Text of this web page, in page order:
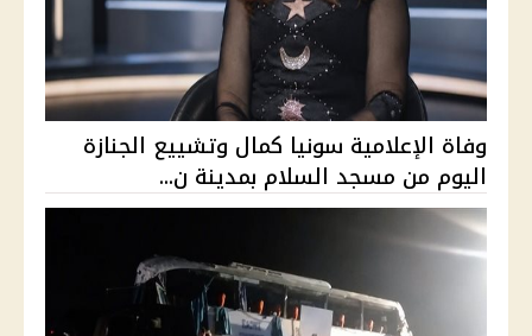
وفاة الإعلامية سونيا كمال وتشييع الجنازة
اليوم من مسجد السلام بمدينة ن...